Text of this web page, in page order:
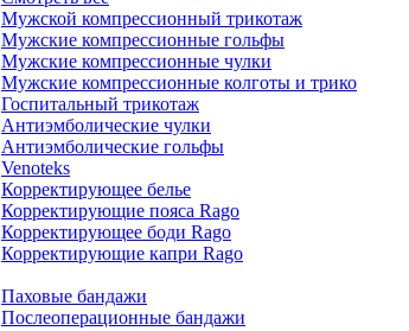
Мужской компрессионный трикотаж
Мужские компрессионные гольфы
Мужские компрессионные чулки
Мужские компрессионные колготы и трико
Госпитальный трикотаж
Антиэмболические чулки
Антиэмболические гольфы
Venoteks
Корректирующее белье
Корректирующие пояса Rago
Корректирующее боди Rago
Корректирующие капри Rago
Паховые бандажи
Послеоперационные бандажи